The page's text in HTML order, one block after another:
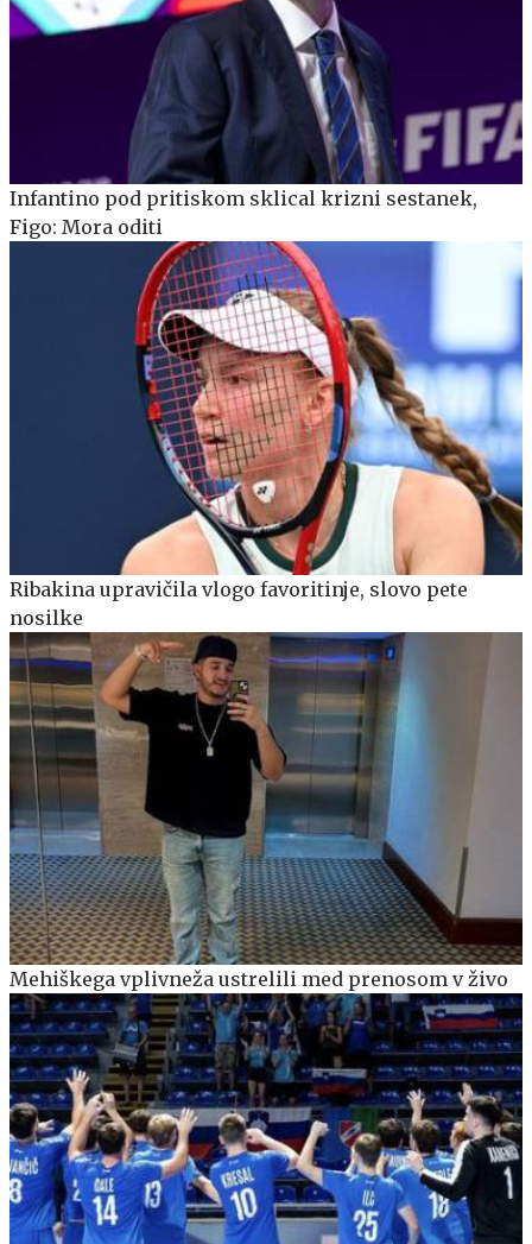
Infantino pod pritiskom sklical krizni sestanek,
Figo: Mora oditi
Ribakina upravičila vlogo favoritinje, slovo pete
nosilke
Mehiškega vplivneža ustrelili med prenosom v živo